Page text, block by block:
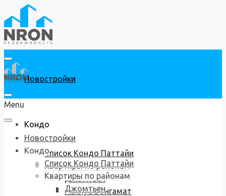
Новостройки
Кондо
Список Кондо Паттайи
Квартиры по районам
Джомтьен
Наклуа Вонгамат
Menu
Новостройки
Кондо
Список Кондо Паттайи
Квартиры по районам
Джомтьен